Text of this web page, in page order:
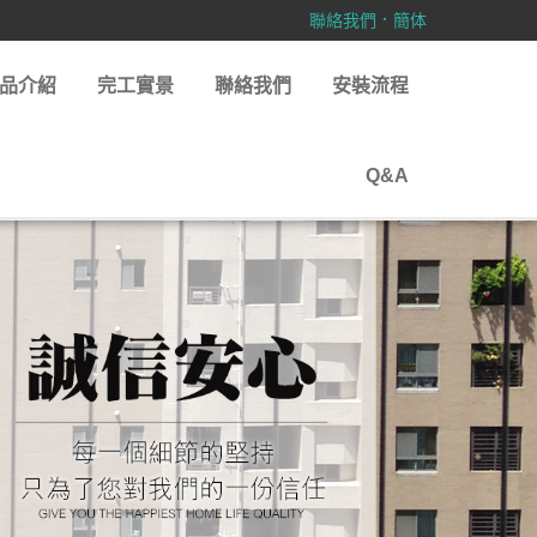
聯絡我們 ． 簡体
介紹 完工實景 聯絡我們 安裝流程
Q&A